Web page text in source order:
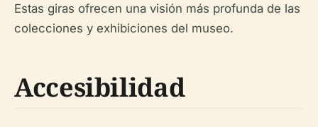
Estas giras ofrecen una visión más profunda de las
colecciones y exhibiciones del museo.
Accesibilidad